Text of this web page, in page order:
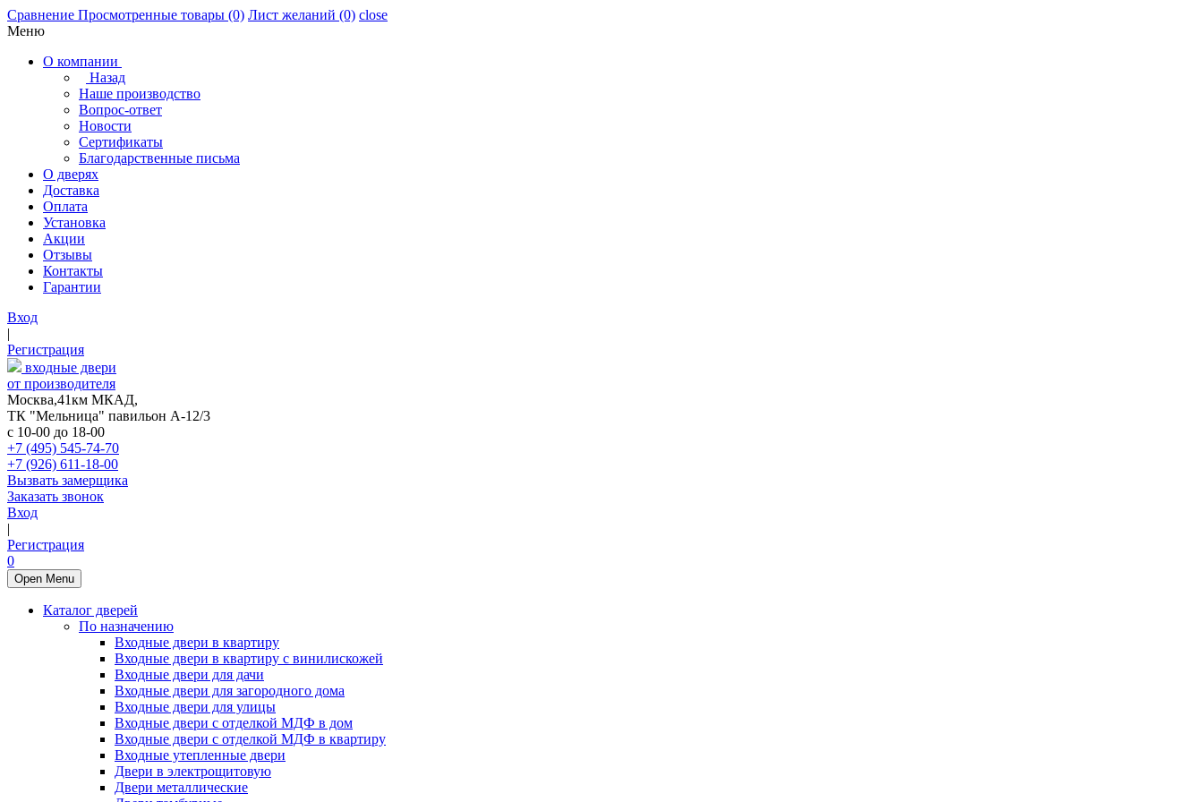
Сравнение Просмотренные товары (0) Лист желаний (0) close
Меню
О компании
Назад
Наше производство
Вопрос-ответ
Новости
Сертификаты
Благодарственные письма
О дверях
Доставка
Оплата
Установка
Акции
Отзывы
Контакты
Гарантии
Вход
|
Регистрация
входные двери
от производителя
Москва,41км МКАД,
ТК "Мельница" павильон А-12/3
с 10-00 до 18-00
+7 (495) 545-74-70
+7 (926) 611-18-00
Вызвать замерщика
Заказать звонок
Вход
|
Регистрация
0
Open Menu
Каталог дверей
По назначению
Входные двери в квартиру
Входные двери в квартиру с винилискожей
Входные двери для дачи
Входные двери для загородного дома
Входные двери для улицы
Входные двери с отделкой МДФ в дом
Входные двери с отделкой МДФ в квартиру
Входные утепленные двери
Двери в электрощитовую
Двери металлические